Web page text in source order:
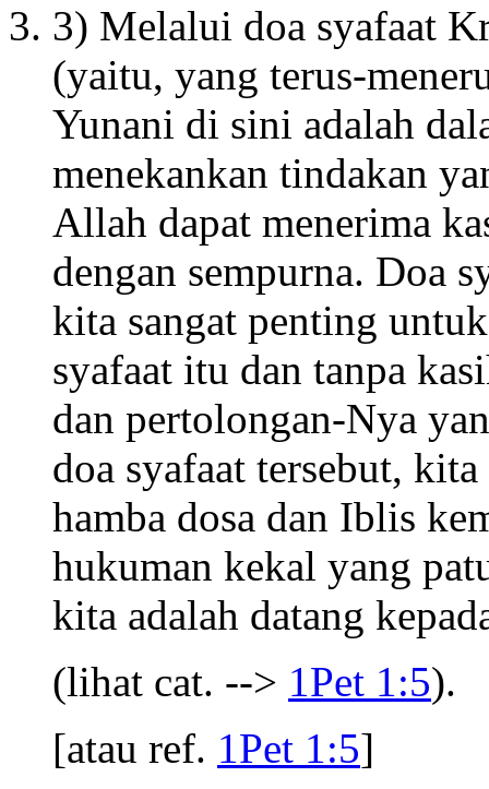
3) Melalui doa syafaat
(yaitu, yang terus-
Yunani di sini adalah
menekankan tindakan
Allah dapat menerima
dengan sempurna. Doa
kita sangat penting
syafaat itu dan tanpa
dan pertolongan-Nya
doa syafaat tersebut,
hamba dosa dan Iblis
hukuman kekal yang
kita adalah datang
(lihat cat. --> 1Pet 1:5).
[atau ref. 1Pet 1:5]